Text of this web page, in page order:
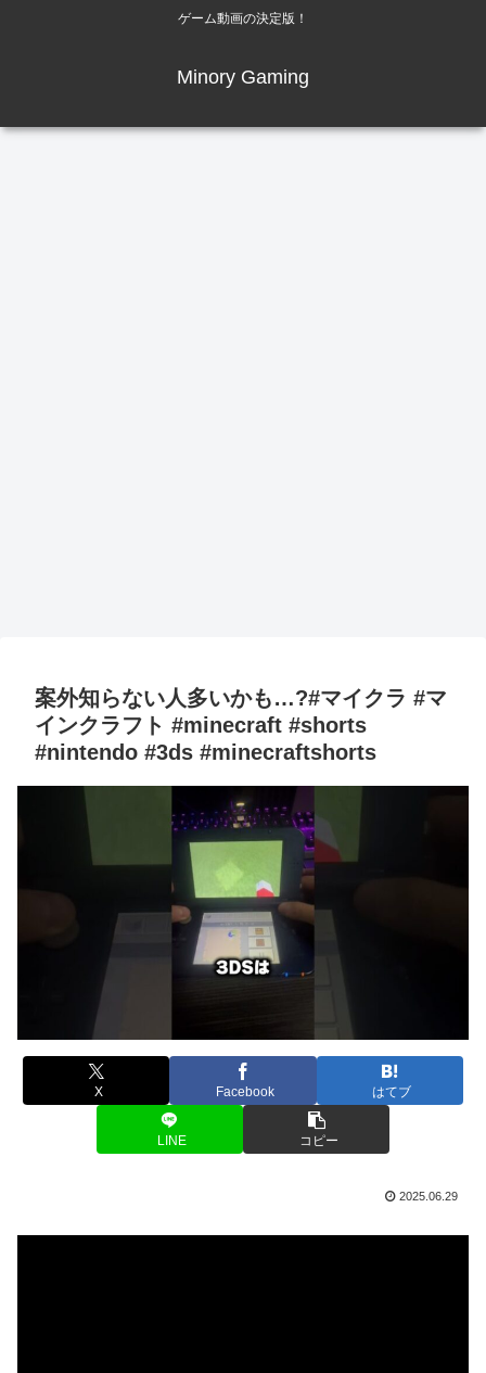
ゲーム動画の決定版！
Minory Gaming
案外知らない人多いかも…?#マイクラ #マ
インクラフト #minecraft #shorts
#nintendo #3ds #minecraftshorts
X Facebook はてブ
LINE コピー
2025.06.29